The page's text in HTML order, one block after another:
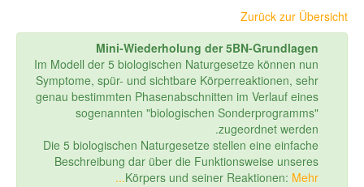
Zurück zur Übersicht
Mini-Wiederholung der 5BN-Grundlagen
Im Modell der 5 biologischen Naturgesetze können nun
Symptome, spür- und sichtbare Körperreaktionen, sehr
genau bestimmten Phasenabschnitten im Verlauf eines
sogenannten "biologischen Sonderprogramms"
zugeordnet werden.
Die 5 biologischen Naturgesetze stellen eine einfache
Beschreibung dar über die Funktionsweise unseres
Körpers und seiner Reaktionen: Mehr...